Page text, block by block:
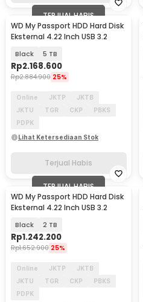
TERJUAL HABIS
WD My Passport HDD Hard Disk
Eksternal 4.22 Inch USB 3.2
Black 5 TB
Rp2.168.600
Rp2.884.900 25%
Online JKTP
JKTB
JKTU
TGR CKP
PBKS
PDPK
Lihat Ketersediaan Stok
Terjual Habis
TERJUAL HABIS
WD My Passport HDD Hard Disk
Eksternal 4.22 Inch USB 3.2
Black 2 TB
Rp1.242.200
Rp1.652.900 25%
Online JKTP
JKTB
JKTU
TGR CKP
PBKS
PDPK